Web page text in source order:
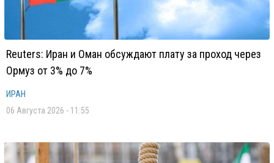
Reuters: Иран и Оман обсуждают плату за проход через
Ормуз от 3% до 7%
ИРАН
06 Августа 2026 - 11:55